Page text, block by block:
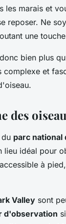
les marais et
reposer. Ne
une
bien plus
et
des
parc national
lieu idéal pour
à
Valley sont
d'observation